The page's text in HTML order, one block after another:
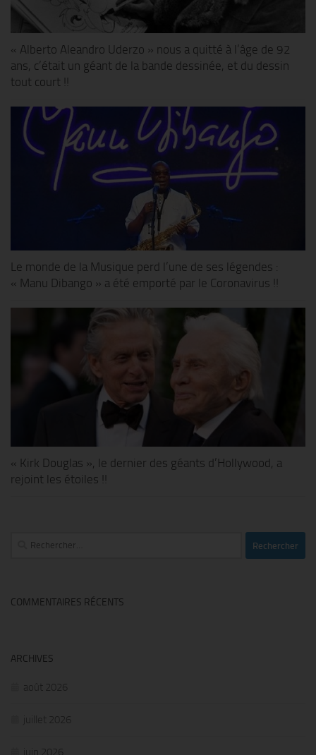
« Alberto Aleandro Uderzo » nous a quitté à l’âge de 92
ans, c’était un géant de la bande dessinée, et du dessin
tout court !!
Le monde de la Musique perd l’une de ses légendes :
« Manu Dibango » a été emporté par le Coronavirus !!
« Kirk Douglas », le dernier des géants d’Hollywood, a
rejoint les étoiles !!
Rechercher :
COMMENTAIRES RÉCENTS
ARCHIVES
août 2026
juillet 2026
juin 2026